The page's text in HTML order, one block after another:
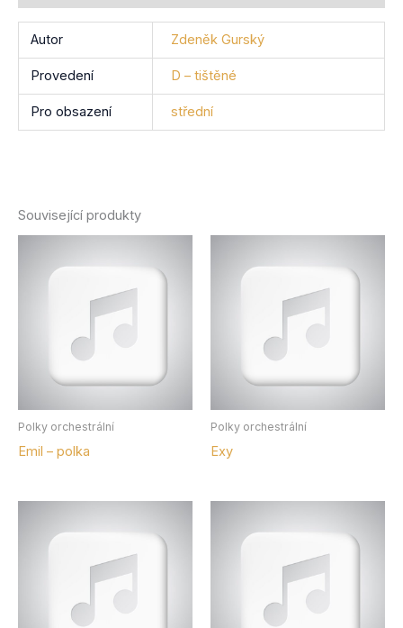
Autor Zdeněk Gurský
Provedení D – tištěné
Pro obsazení střední
Související produkty
Polky orchestrální
Emil – polka
Polky orchestrální
Exy